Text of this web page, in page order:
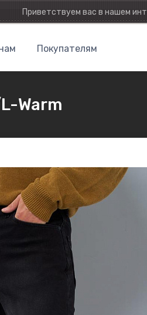
Приветствуем вас в нашем
Покупателям
Warm